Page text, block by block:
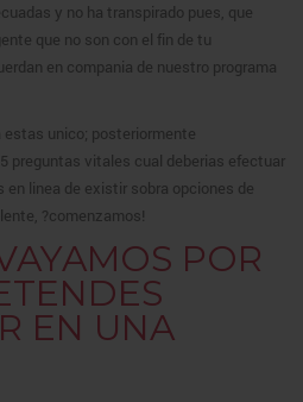
y no ha transpirado pues, que
que no son con el fin de tu
en compania de nuestro programa
estas unico; posteriormente
preguntas vitales cual deberias efectuar
en linea de existir sobra opciones de
?comenzamos!
POR
EN UNA